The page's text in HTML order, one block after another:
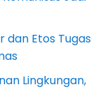
dan Etos Tugas
Lingkungan,